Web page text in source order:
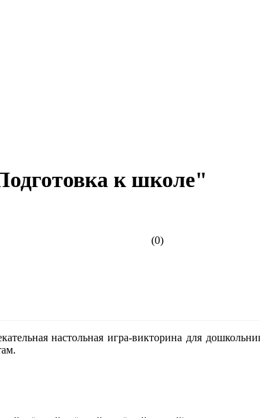
к школе"
(0)
настольная игра-викторина для